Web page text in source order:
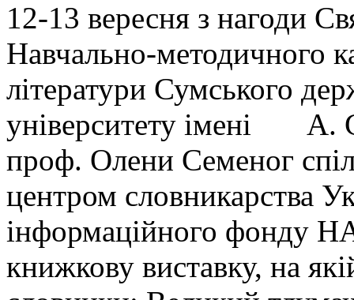
12-13 вересня з нагоди
Навчально-методичного
літератури Сумського
університету імені А.
проф. Олени Семеног
центром словникарства
інформаційного фонду
книжкову виставку, на